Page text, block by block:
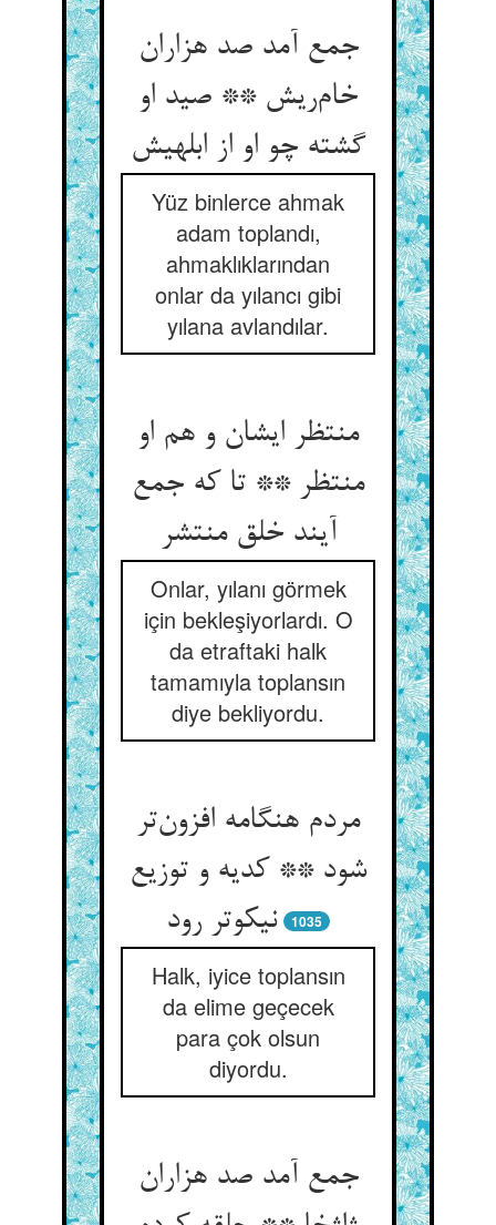
جمع آمد صد هزاران
خام‌ریش ** صید او
گشته چو او از ابلهیش
Yüz binlerce ahmak
adam toplandı,
ahmaklıklarından
onlar da yılancı gibi
yılana avlandılar.
منتظر ایشان و هم او
منتظر ** تا که جمع
آیند خلق منتشر
Onlar, yılanı görmek
için bekleşiyorlardı. O
da etraftaki halk
tamamıyla toplansın
diye bekliyordu.
مردم هنگامه افزون‌تر
شود ** کدیه و توزیع
نیکوتر رود
1035
Halk, iyice toplansın
da elime geçecek
para çok olsun
diyordu.
جمع آمد صد هزاران